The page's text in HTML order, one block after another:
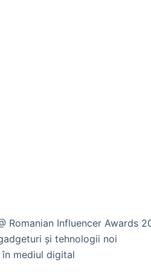
Romanian Influencer Awards
și tehnologii noi
în mediul digital